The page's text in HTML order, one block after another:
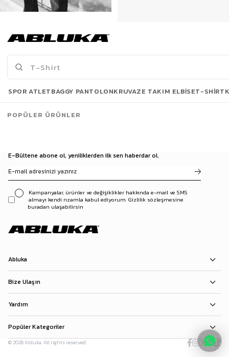
Erkek Oversize Basic Rahat Ceket Siyah
Son Bakılanlar
E-Bültene abone ol, yeniliklerden ilk sen haberdar ol.
Kampanyalar, ürünler ve değişiklikler hakkında e-mail ve SMS
almayı kendi rızamla kabul ediyorum. Gizlilik sözleşmesine
buradan ulaşabilirsin
Abluka
Bize Ulaşın
Yardım
Popüler Kategoriler
© 2026 Abluka. All rights reserved.
SPOR ATLETBAGGY PANTOLONKRUVAZE TAKIM ELBISET-SHIRT
POPÜLER ÜRÜNLER